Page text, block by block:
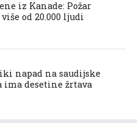
iz Kanade: Požar
od 20.000 ljudi
napad na saudijske
ima desetine žrtava